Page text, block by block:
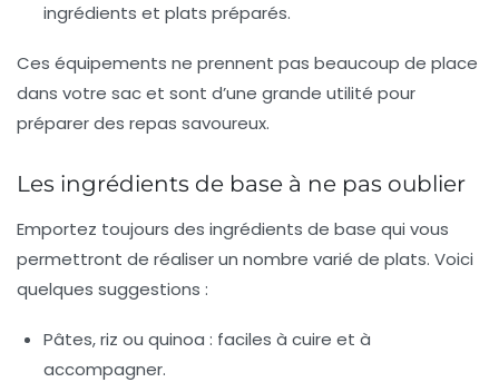
ingrédients et plats préparés.
Ces équipements ne prennent pas beaucoup de place
dans votre sac et sont d’une grande utilité pour
préparer des repas savoureux.
Les ingrédients de base à ne pas oublier
Emportez toujours des ingrédients de base qui vous
permettront de réaliser un nombre varié de plats. Voici
quelques suggestions :
Pâtes, riz ou quinoa : faciles à cuire et à
accompagner.